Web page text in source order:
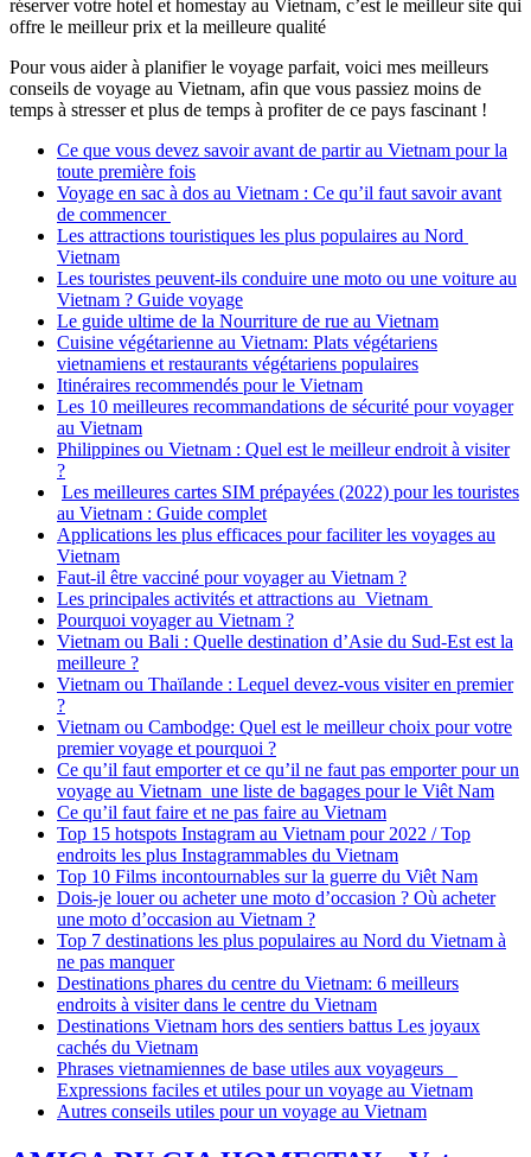
réserver votre hotel et homestay au Vietnam, c’est le meilleur site qui
offre le meilleur prix et la meilleure qualité
Pour vous aider à planifier le voyage parfait, voici mes meilleurs
conseils de voyage au Vietnam, afin que vous passiez moins de
temps à stresser et plus de temps à profiter de ce pays fascinant !
Ce que vous devez savoir avant de partir au Vietnam pour la
toute première fois
Voyage en sac à dos au Vietnam : Ce qu’il faut savoir avant
de commencer
Les attractions touristiques les plus populaires au Nord
Vietnam
Les touristes peuvent-ils conduire une moto ou une voiture au
Vietnam ? Guide voyage
Le guide ultime de la Nourriture de rue au Vietnam
Cuisine végétarienne au Vietnam: Plats végétariens
vietnamiens et restaurants végétariens populaires
Itinéraires recommendés pour le Vietnam
Les 10 meilleures recommandations de sécurité pour voyager
au Vietnam
Philippines ou Vietnam : Quel est le meilleur endroit à visiter
?
Les meilleures cartes SIM prépayées (2022) pour les touristes
au Vietnam : Guide complet
Applications les plus efficaces pour faciliter les voyages au
Vietnam
Faut-il être vacciné pour voyager au Vietnam ?
Les principales activités et attractions au Vietnam
Pourquoi voyager au Vietnam ?
Vietnam ou Bali : Quelle destination d’Asie du Sud-Est est la
meilleure ?
Vietnam ou Thaïlande : Lequel devez-vous visiter en premier
?
Vietnam ou Cambodge: Quel est le meilleur choix pour votre
premier voyage et pourquoi ?
Ce qu’il faut emporter et ce qu’il ne faut pas emporter pour un
voyage au Vietnam une liste de bagages pour le Viêt Nam
Ce qu’il faut faire et ne pas faire au Vietnam
Top 15 hotspots Instagram au Vietnam pour 2022 / Top
endroits les plus Instagrammables du Vietnam
Top 10 Films incontournables sur la guerre du Viêt Nam
Dois-je louer ou acheter une moto d’occasion ? Où acheter
une moto d’occasion au Vietnam ?
Top 7 destinations les plus populaires au Nord du Vietnam à
ne pas manquer
Destinations phares du centre du Vietnam: 6 meilleurs
endroits à visiter dans le centre du Vietnam
Destinations Vietnam hors des sentiers battus Les joyaux
cachés du Vietnam
Phrases vietnamiennes de base utiles aux voyageurs _
Expressions faciles et utiles pour un voyage au Vietnam
Autres conseils utiles pour un voyage au Vietnam